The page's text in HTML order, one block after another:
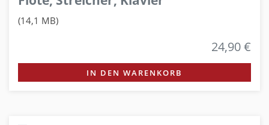
(14,1 MB)
24,90 €
IN DEN WARENKORB